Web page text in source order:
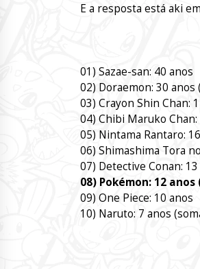
E a resposta está aki
01) Sazae-san: 40 anos
02) Doraemon: 30
03) Crayon Shin Chan:
04) Chibi Maruko
05) Nintama Rantaro:
06) Shimashima Tora
07) Detective Conan:
08) Pokémon: 12
09) One Piece: 10 anos
10) Naruto: 7 anos